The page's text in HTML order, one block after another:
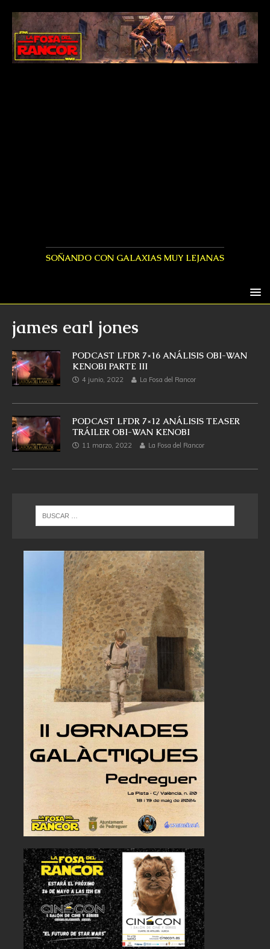
SOÑANDO CON GALAXIAS MUY LEJANAS
james earl jones
PODCAST LFDR 7×16 ANÁLISIS OBI-WAN
KENOBI PARTE III
4 junio, 2022 La Fosa del Rancor
PODCAST LFDR 7×12 ANÁLISIS TEASER
TRÁILER OBI-WAN KENOBI
11 marzo, 2022 La Fosa del Rancor